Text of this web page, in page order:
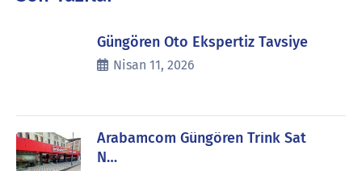
Güngören Oto Ekspertiz Tavsiye
Nisan 11, 2026
Arabamcom Güngören Trink Sat
N…